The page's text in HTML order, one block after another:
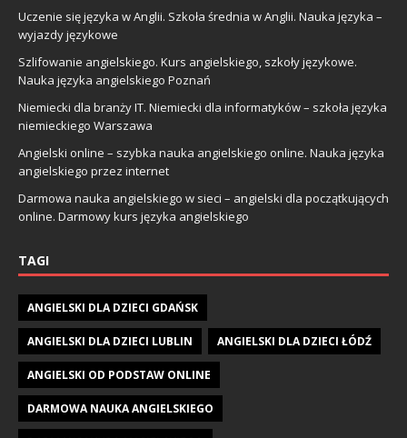
Uczenie się języka w Anglii. Szkoła średnia w Anglii. Nauka języka –
wyjazdy językowe
Szlifowanie angielskiego. Kurs angielskiego, szkoły językowe.
Nauka języka angielskiego Poznań
Niemiecki dla branży IT. Niemiecki dla informatyków – szkoła języka
niemieckiego Warszawa
Angielski online – szybka nauka angielskiego online. Nauka języka
angielskiego przez internet
Darmowa nauka angielskiego w sieci – angielski dla początkujących
online. Darmowy kurs języka angielskiego
TAGI
ANGIELSKI DLA DZIECI GDAŃSK
ANGIELSKI DLA DZIECI LUBLIN ANGIELSKI DLA DZIECI ŁÓDŹ
ANGIELSKI OD PODSTAW ONLINE
DARMOWA NAUKA ANGIELSKIEGO